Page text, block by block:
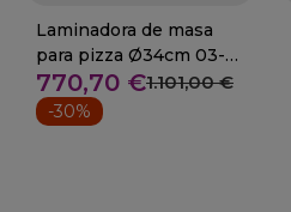
Laminadora de masa
para pizza Ø34cm 03-
M35 A
770,70 €1.101,00 €
-30%